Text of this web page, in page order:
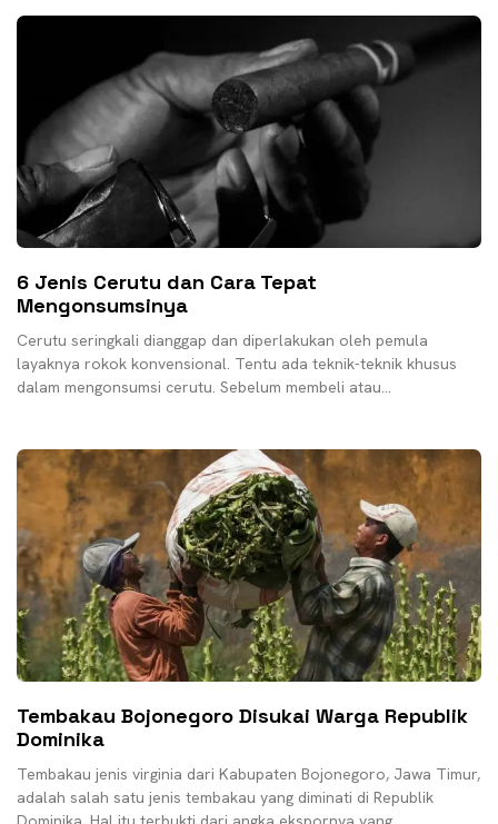
6 Jenis Cerutu dan Cara Tepat
Mengonsumsinya
Cerutu seringkali dianggap dan diperlakukan oleh pemula
layaknya rokok konvensional. Tentu ada teknik-teknik khusus
dalam mengonsumsi cerutu. Sebelum membeli atau
Tembakau Bojonegoro Disukai Warga Republik
Dominika
Tembakau jenis virginia dari Kabupaten Bojonegoro, Jawa Timur,
adalah salah satu jenis tembakau yang diminati di Republik